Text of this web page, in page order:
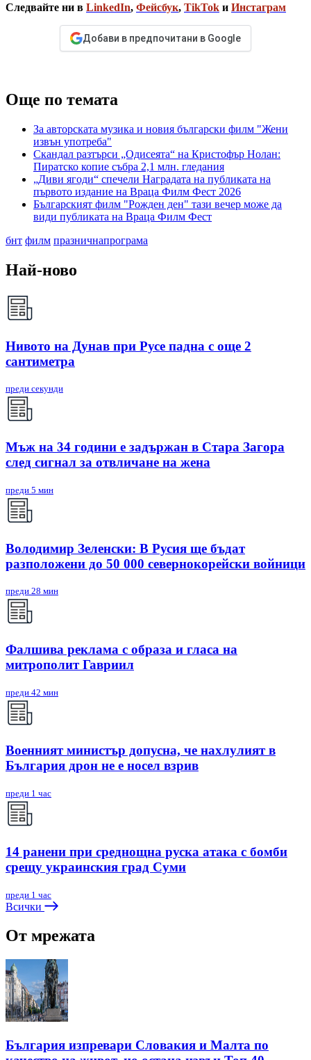
Следвайте ни в LinkedIn, Фейсбук, TikTok и Инстаграм
Добави в предпочитани в Google
Още по темата
За авторската музика и новия български филм "Жени
извън употреба"
Скандал разтърси „Одисеята“ на Кристофър Нолан:
Пиратско копие събра 2,1 млн. гледания
„Диви ягоди“ спечели Наградата на публиката на
първото издание на Враца Филм Фест 2026
Българският филм "Рожден ден" тази вечер може да
види публиката на Враца Филм Фест
бнт филм празничнапрограма
Най-ново
Нивото на Дунав при Русе падна с още 2
сантиметра
преди секунди
Мъж на 34 години е задържан в Стара Загора
след сигнал за отвличане на жена
преди 5 мин
Володимир Зеленски: В Русия ще бъдат
разположени до 50 000 севернокорейски войници
преди 28 мин
Фалшива реклама с образа и гласа на
митрополит Гавриил
преди 42 мин
Военният министър допусна, че нахлулият в
България дрон не е носел взрив
преди 1 час
14 ранени при среднощна руска атака с бомби
срещу украинския град Суми
преди 1 час
Всички
От мрежата
България изпревари Словакия и Малта по